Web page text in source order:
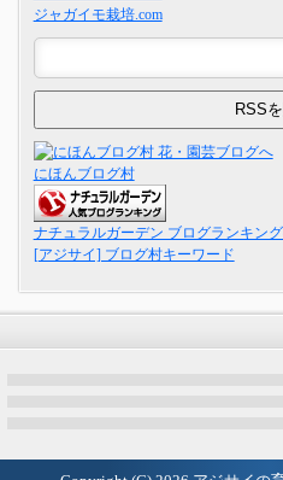
ジャガイモ栽培.com
にほんブログ村
ナチュラルガーデン ブログランキン
[アジサイ] ブログ村キーワード